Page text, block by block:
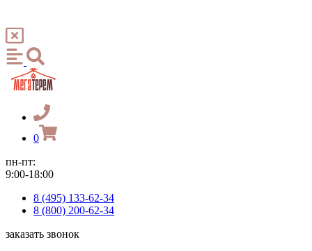
0
пн-пт:
9:00-18:00
8 (495) 133-62-34
8 (800) 200-62-34
заказать звонок